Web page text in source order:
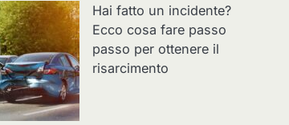
Hai fatto un incidente?
Ecco cosa fare passo
passo per ottenere il
risarcimento